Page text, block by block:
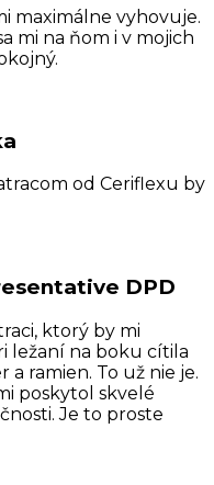
maximálne vyhovuje.
mi na ňom i v mojich
od Ceriflexu by
DPD
ktorý by mi
ležaní na boku cítila
ramien. To už nie je.
poskytol skvelé
Je to proste